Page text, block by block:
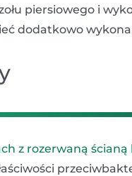
piersiowego i
dodatkowo
z rozerwaną